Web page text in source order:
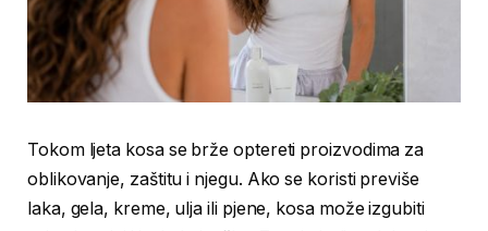
Tokom ljeta kosa se brže optereti proizvodima za
oblikovanje, zaštitu i njegu. Ako se koristi previše
laka, gela, kreme, ulja ili pjene, kosa može izgubiti